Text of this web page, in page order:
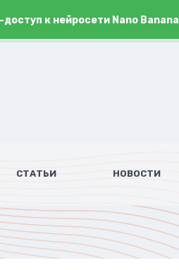
доступ к нейросети Nano Banana
СТАТЬИ НОВОСТИ